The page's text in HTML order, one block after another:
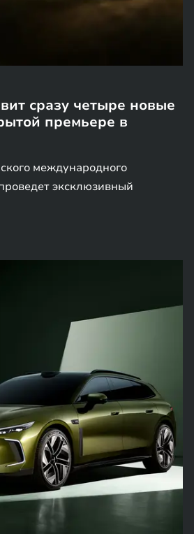
сразу четыре новые
премьере в
международного
эксклюзивный